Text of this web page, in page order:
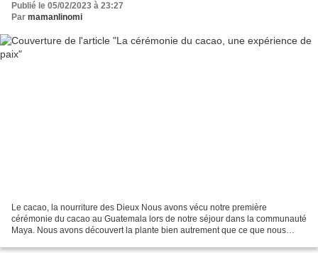
Publié le 05/02/2023 à 23:27
Par mamanlinomi
Le cacao, la nourriture des Dieux Nous avons vécu notre première
cérémonie du cacao au Guatemala lors de notre séjour dans la communauté
Maya. Nous avons découvert la plante bien autrement que ce que nous